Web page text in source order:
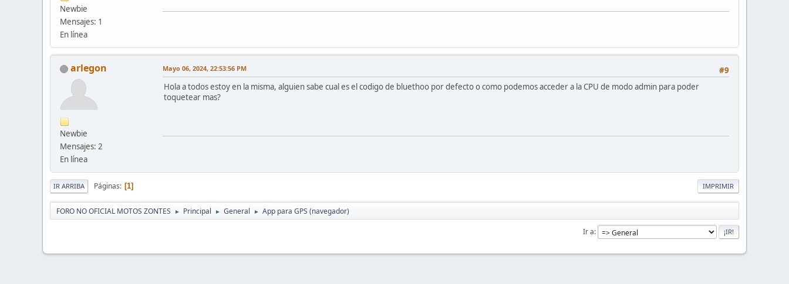
Newbie
Mensajes: 1
En línea
arlegon
Newbie
Mensajes: 2
En línea
#9
Mayo 06, 2024, 22:53:56 PM
Hola a todos estoy en la misma, alguien sabe cual es el codigo de bluethoo por defecto o como podemos acceder a la CPU de modo admin para poder
toquetear mas?
IMPRIMIR
IR ARRIBA Páginas 1
FORO NO OFICIAL MOTOS ZONTES ► Principal ► General ► App para GPS (navegador)
Ir a